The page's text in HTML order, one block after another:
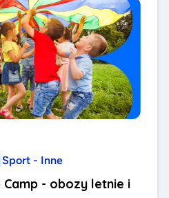
Sport - Inne
Camp - obozy letnie i